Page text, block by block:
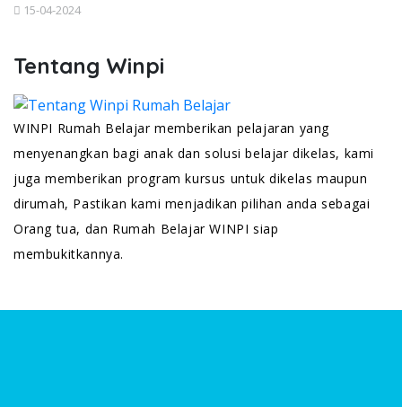
15-04-2024
Tentang Winpi
WINPI Rumah Belajar memberikan pelajaran yang
menyenangkan bagi anak dan solusi belajar dikelas, kami
juga memberikan program kursus untuk dikelas maupun
dirumah, Pastikan kami menjadikan pilihan anda sebagai
Orang tua, dan Rumah Belajar WINPI siap
membukitkannya.